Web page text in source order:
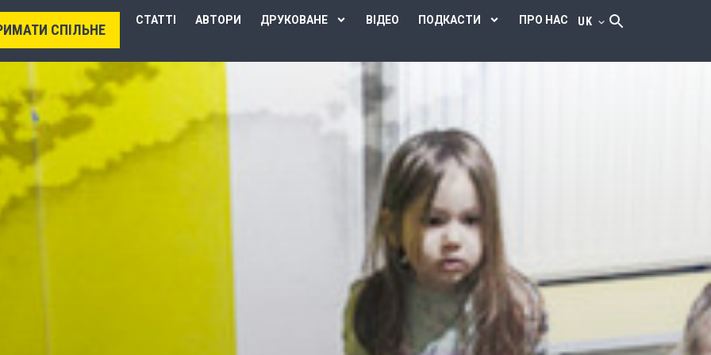
СПІЛЬНЕ
СТАТТІ АВТОРИ ДРУКОВАНЕ ВІДЕО ПОДКАСТИ ПРО НАС UK